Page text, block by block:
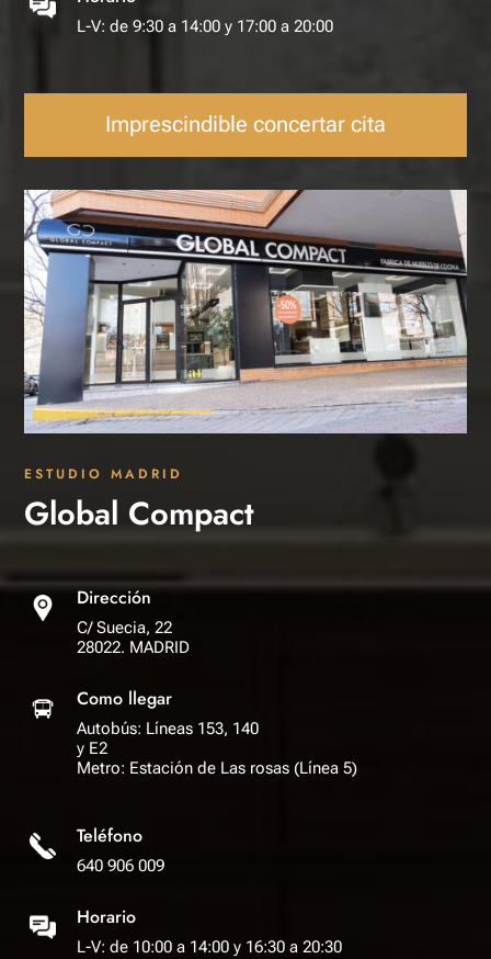
L-V: de 9:30 a 14:00 y 17:00 a 20:00
Imprescindible concertar cita
ESTUDIO MADRID
Global Compact
Dirección
C/ Suecia, 22
28022. MADRID
Como llegar
Autobús: Líneas 153, 140
y E2
Metro: Estación de Las rosas (Línea 5)
Teléfono
640 906 009
Horario
L-V: de 10:00 a 14:00 y 16:30 a 20:30